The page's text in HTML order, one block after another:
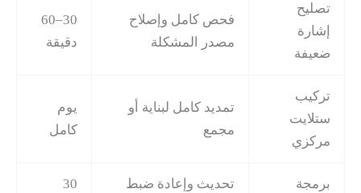
تصليح
إشارة
ضعيفة
فحص كامل وإصلاح
مصدر المشكلة
30–60
دقيقة
تركيب
ستلايت
مركزي
تمديد كامل لبناية أو
مجمع
يوم
كامل
برمجة
تحديث وإعادة ضبط
30